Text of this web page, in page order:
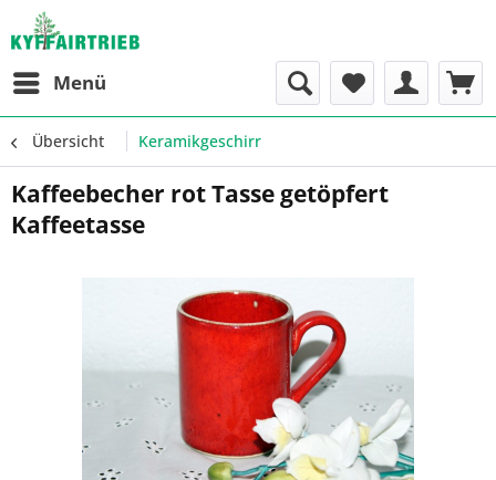
Menü
Übersicht Keramikgeschirr
Kaffeebecher rot Tasse getöpfert
Kaffeetasse